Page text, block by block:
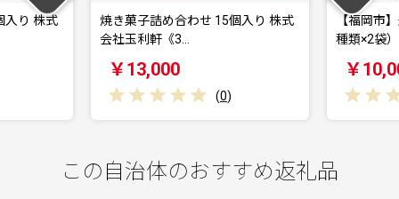
菓子詰め合わせ 15個入り 株式
0)
【福岡市】米粉の焼菓子セット
0)
この自治体のおすすめ返礼品